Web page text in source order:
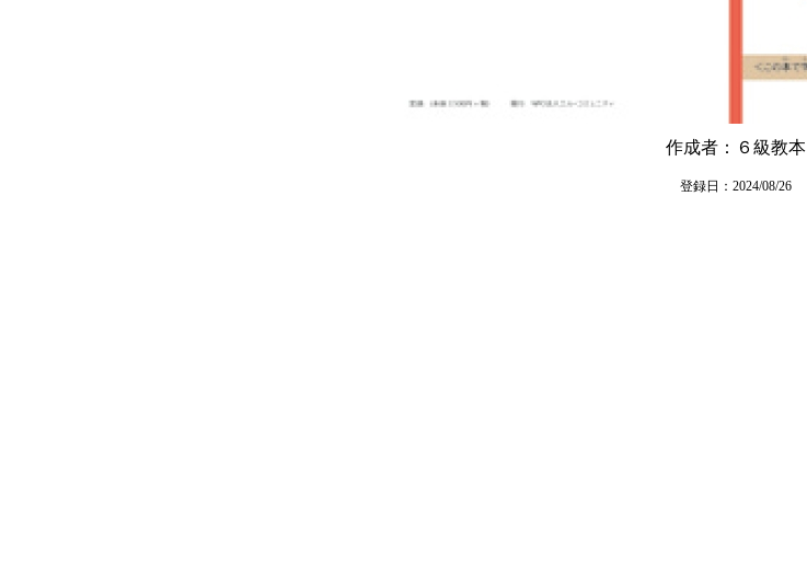
作成者：６級教本
登録日：2024/08/26